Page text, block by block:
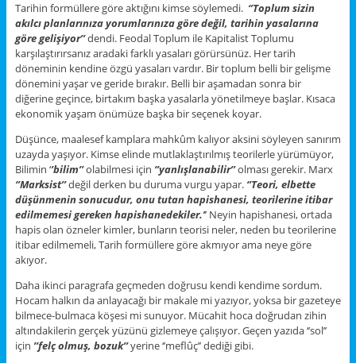
Tarihin formüllere göre aktığını kimse söylemedi. ‘’Toplum sizin
akılcı planlarınıza yorumlarınıza göre değil, tarihin yasalarına
göre gelişiyor’’dendi. Feodal Toplum ile Kapitalist Toplumu
karşılaştırırsanız aradaki farklı yasaları görürsünüz. Her tarih
döneminin kendine özgü yasaları vardır. Bir toplum belli bir gelişme
dönemini yaşar ve geride bırakır. Belli bir aşamadan sonra bir
diğerine geçince, birtakım başka yasalarla yönetilmeye başlar. Kısaca
ekonomik yaşam önümüze başka bir seçenek koyar.
Düşünce, maalesef kamplara mahkûm kalıyor aksini söyleyen sanırım
uzayda yaşıyor. Kimse elinde mutlaklaştırılmış teorilerle yürümüyor,
Bilimin ‘’bilim’’olabilmesi için ‘’yanlışlanabilir’’olması gerekir. Marx
‘’Marksist’’değil derken bu duruma vurgu yapar. ‘’Teori, elbette
düşünmenin sonucudur, onu tutan hapishanesi, teorilerine itibar
edilmemesi gereken hapishanedekiler.’’ Neyin hapishanesi, ortada
hapis olan özneler kimler, bunların teorisi neler, neden bu teorilerine
itibar edilmemeli, Tarih formüllere göre akmıyor ama neye göre
akıyor.
Daha ikinci paragrafa geçmeden doğrusu kendi kendime sordum.
Hocam halkın da anlayacağı bir makale mi yazıyor, yoksa bir gazeteye
bilmece-bulmaca köşesi mi sunuyor. Mücahit hoca doğrudan zihin
altındakilerin gerçek yüzünü gizlemeye çalışıyor. Geçen yazıda ‘’sol’’
için ’’felç olmuş, bozuk’’yerine ‘’meflûç’’ dediği gibi.